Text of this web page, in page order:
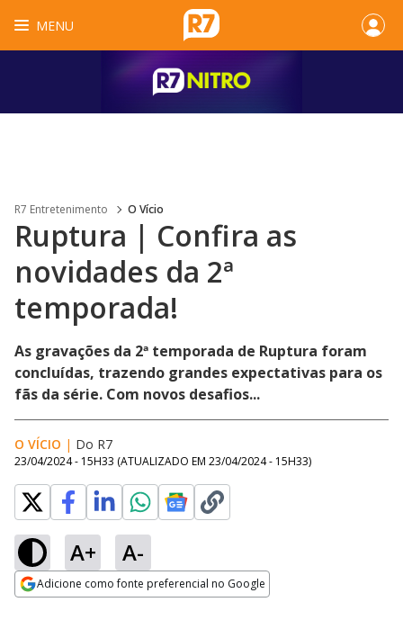
MENU
R7 Entretenimento O Vício
Ruptura | Confira as
novidades da 2ª
temporada!
As gravações da 2ª temporada de Ruptura foram
concluídas, trazendo grandes expectativas para os
fãs da série. Com novos desafios...
O VÍCIO | Do R7
23/04/2024 - 15H33 (ATUALIZADO EM 23/04/2024 - 15H33)
A+ A-
Adicione como fonte preferencial no Google